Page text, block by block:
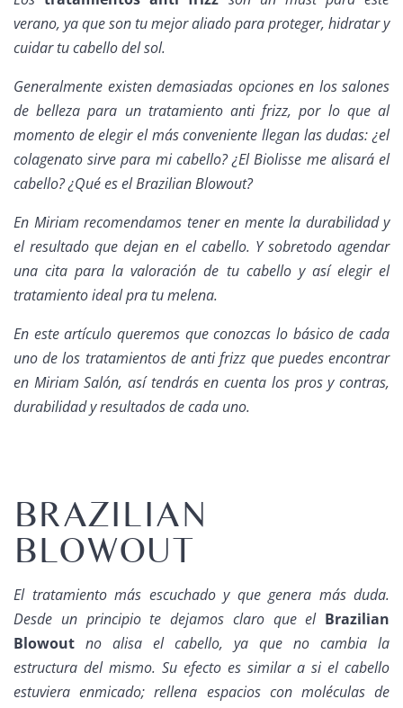
verano, ya que son tu mejor aliado para proteger, hidratar y
cuidar tu cabello del sol.
Generalmente existen demasiadas opciones en los salones
de belleza para un tratamiento anti frizz, por lo que al
momento de elegir el más conveniente llegan las dudas: ¿el
colagenato sirve para mi cabello? ¿El Biolisse me alisará el
cabello? ¿Qué es el Brazilian Blowout?
En Miriam recomendamos tener en mente la durabilidad y
el resultado que dejan en el cabello. Y sobretodo agendar
una cita para la valoración de tu cabello y así elegir el
tratamiento ideal pra tu melena.
En este artículo queremos que conozcas lo básico de cada
uno de los tratamientos de anti frizz que puedes encontrar
en Miriam Salón, así tendrás en cuenta los pros y contras,
durabilidad y resultados de cada uno.
BRAZILIAN
BLOWOUT
El tratamiento más escuchado y que genera más duda.
Desde un principio te dejamos claro que el Brazilian
Blowout no alisa el cabello, ya que no cambia la
estructura del mismo. Su efecto es similar a si el cabello
estuviera enmicado; rellena espacios con moléculas de